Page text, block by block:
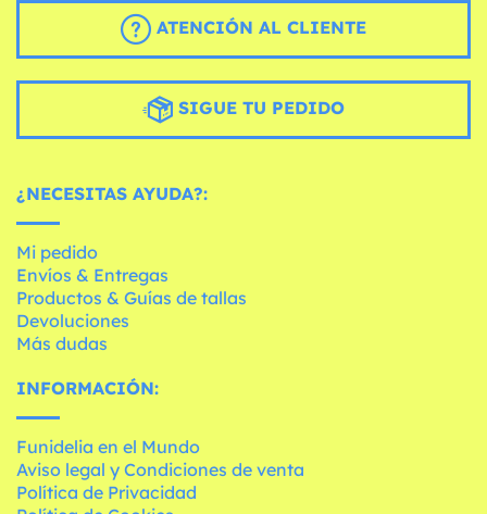
ATENCIÓN AL CLIENTE
SIGUE TU PEDIDO
¿NECESITAS AYUDA?:
Mi pedido
Envíos & Entregas
Productos & Guías de tallas
Devoluciones
Más dudas
INFORMACIÓN:
Funidelia en el Mundo
Aviso legal y Condiciones de venta
Política de Privacidad